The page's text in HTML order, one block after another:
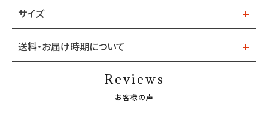
サイズ
送料・お届け時期について
Reviews
お客様の声